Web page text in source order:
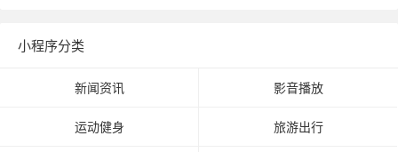
小程序分类
新闻资讯 影音播放
运动健身 旅游出行